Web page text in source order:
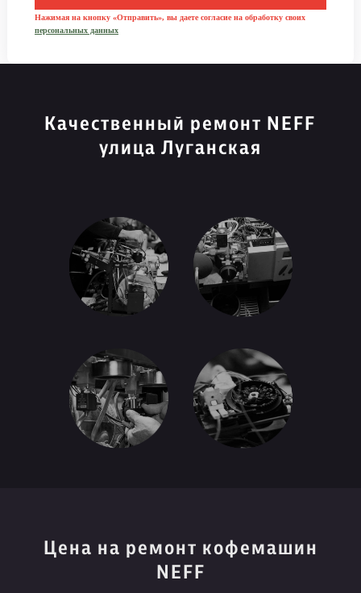
Нажимая на кнопку «Отправить», вы даете согласие на обработку своих
персональных данных
Качественный ремонт NEFF
улица Луганская
Цена на ремонт кофемашин
NEFF